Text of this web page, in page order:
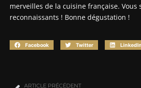
merveilles de la cuisine française.
reconnaissants ! Bonne dégustation !
Facebook Twitter LinkedIn
ARTICLE PRÉCÉDENT